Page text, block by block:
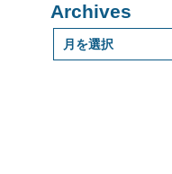
Archives